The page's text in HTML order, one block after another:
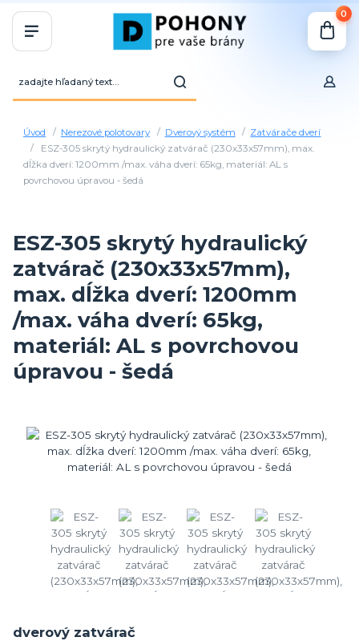
0
Úvod Nerezové polotovary Dverový systém
Zatvárače dverí
ESZ-305 skrytý hydraulický zatvárač (230x33x57mm), max.
dĺžka dverí: 1200mm /max. váha dverí: 65kg, materiál: AL s
povrchovou úpravou - šedá
ESZ-305 skrytý hydraulický
zatvárač (230x33x57mm),
max. dĺžka dverí: 1200mm
/max. váha dverí: 65kg,
materiál: AL s povrchovou
úpravou - šedá
dverový zatvárač